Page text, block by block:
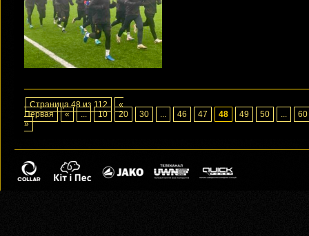
Страница 48 из 112
«
Первая
« ... 10 20 30 ... 46 47 48 49 50 ...
60
»